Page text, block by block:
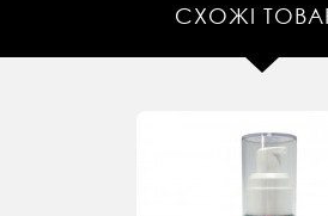
СХОЖІ